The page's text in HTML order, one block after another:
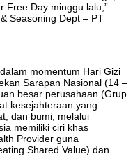
Free Day minggu lalu,”
Seasoning Dept – PT
momentum Hari Gizi
Sarapan Nasional (14 –
besar perusahaan (Grup
kesejahteraan yang
dan bumi, melalui
memiliki ciri khas
Provider guna
Shared Value) dan